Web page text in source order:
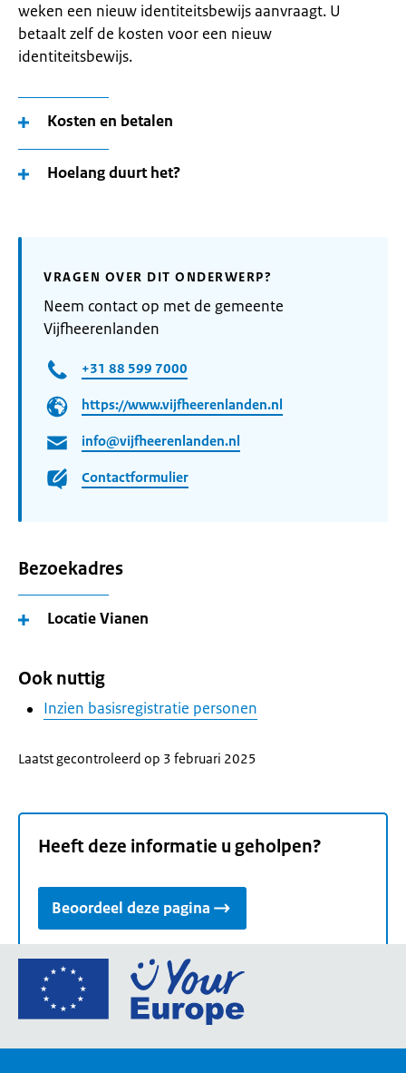
weken een nieuw identiteitsbewijs aanvraagt. U
betaalt zelf de kosten voor een nieuw
identiteitsbewijs.
Kosten en betalen
Hoelang duurt het?
VRAGEN OVER DIT ONDERWERP?
Neem contact op met de gemeente
Vijfheerenlanden
+31 88 599 7000
https://www.vijfheerenlanden.nl
info@vijfheerenlanden.nl
Contactformulier
Bezoekadres
Locatie Vianen
Ook nuttig
Inzien basisregistratie personen
Laatst gecontroleerd op 3 februari 2025
Heeft deze informatie u geholpen?
Beoordeel deze pagina
Ga
de